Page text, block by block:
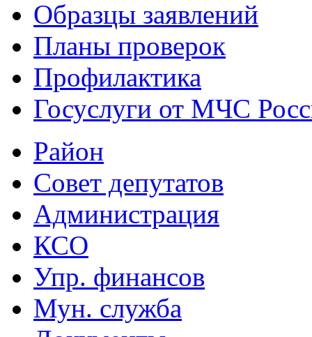
Образцы заявлений
Планы проверок
Профилактика
Госуслуги от МЧС
Район
Совет депутатов
Администрация
КСО
Упр. финансов
Мун. служба